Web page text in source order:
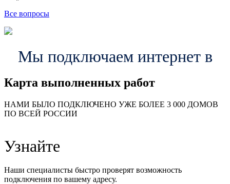
Все вопросы
Мы подключаем интернет в
Карта выполненных работ
НАМИ БЫЛО ПОДКЛЮЧЕНО УЖЕ БОЛЕЕ 3 000 ДОМОВ
ПО ВСЕЙ РОССИИ
57
29
99
48
Узнайте
Наши специалисты быстро проверят возможность
подключения по вашему адресу.